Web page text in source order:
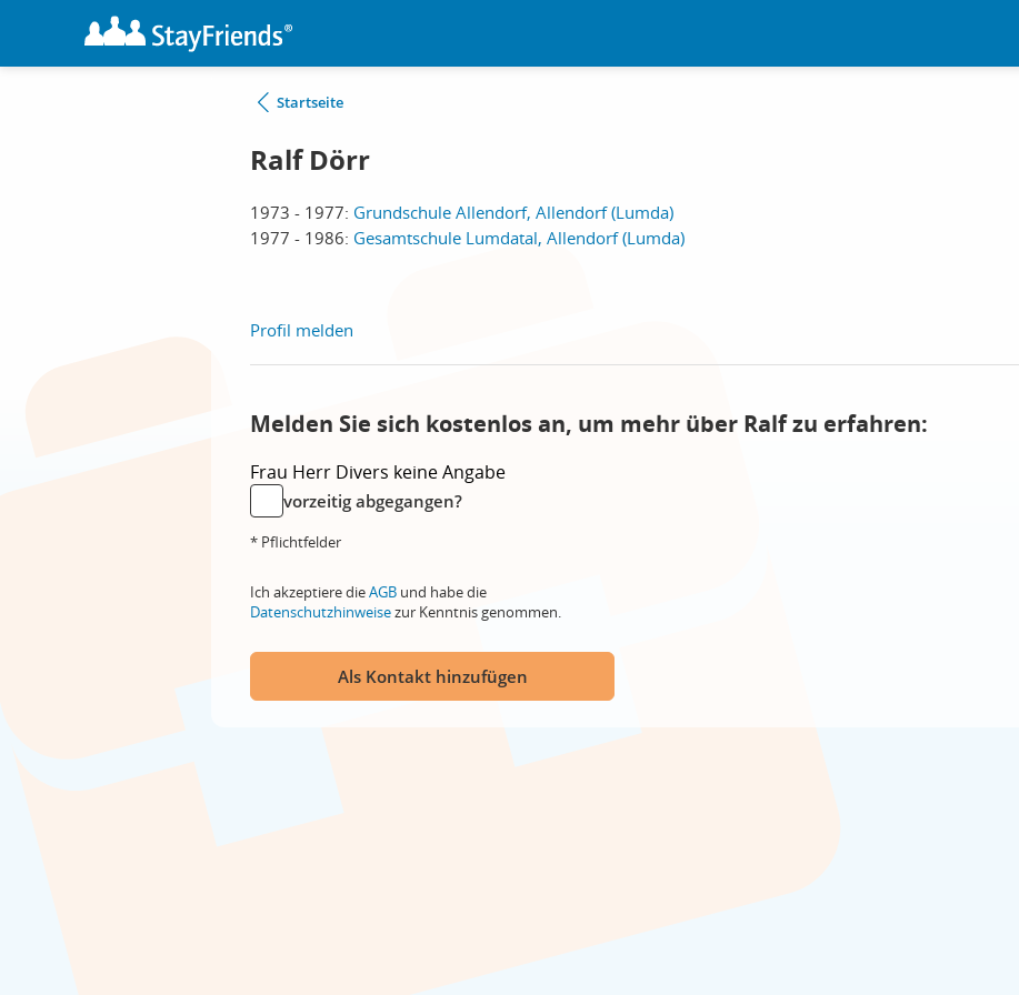
Startseite
Ralf Dörr
1973 - 1977: Grundschule Allendorf, Allendorf (Lumda)
1977 - 1986: Gesamtschule Lumdatal, Allendorf (Lumda)
Profil melden
Melden Sie sich kostenlos an, um mehr über Ralf zu erfahren:
Frau Herr Divers keine Angabe
vorzeitig abgegangen?
* Pflichtfelder
Ich akzeptiere dieAGB und habe die
Datenschutzhinweisezur Kenntnis genommen.
Als Kontakt hinzufügen